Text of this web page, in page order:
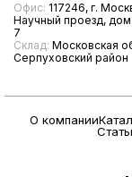
Офис: 117246, г.
Научный проезд, дом
7
Склад: Московская
Серпуховский район
О компании